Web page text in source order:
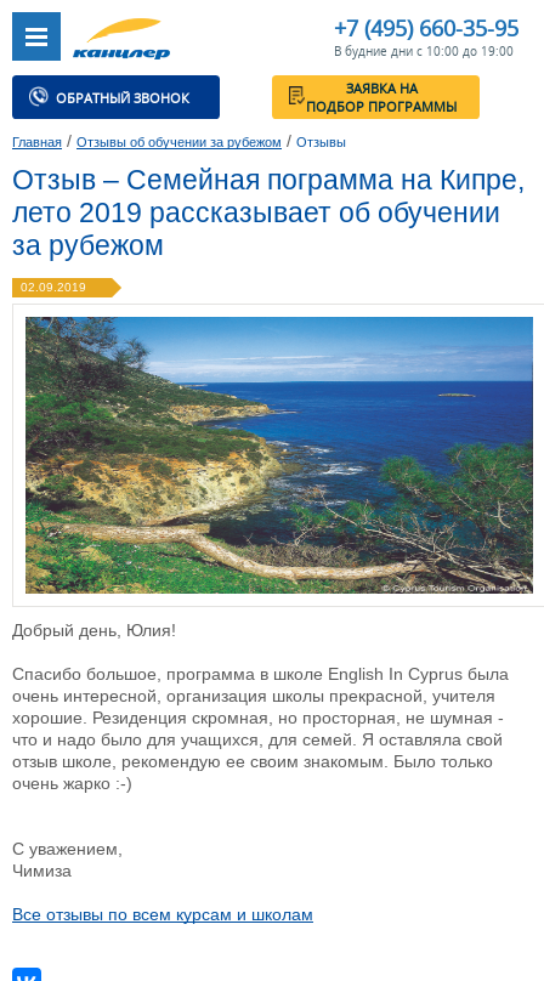
+7 (495) 660-35-95
В будние дни с 10:00 до 19:00
ОБРАТНЫЙ ЗВОНОК
ЗАЯВКА НА
ПОДБОР ПРОГРАММЫ
Главная / Отзывы об обучении за рубежом / Отзывы
Отзыв – Семейная пограмма на Кипре,
лето 2019 рассказывает об обучении
за рубежом
02.09.2019
Добрый день, Юлия!
Спасибо большое, программа в школе English In Cyprus была
очень интересной, организация школы прекрасной, учителя
хорошие. Резиденция скромная, но просторная, не шумная -
что и надо было для учащихся, для семей. Я оставляла свой
отзыв школе, рекомендую ее своим знакомым. Было только
очень жарко :-)
С уважением,
Чимиза
Все отзывы по всем курсам и школам